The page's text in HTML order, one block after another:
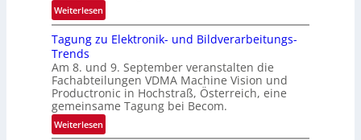
ö
g
l
c
h
k
e
i
h
e
r
i
n
V
Weiterlesen:
G
u
d
e
d
T
o
Tagung zu Elektronik- und Bildverarbeitungs-
Trends
Am 8. und 9. September veranstalten die
Fachabteilungen VDMA Machine Vision und
Productronic in Hochstraß, Österreich, eine
gemeinsame Tagung bei Becom.
Weiterlesen: